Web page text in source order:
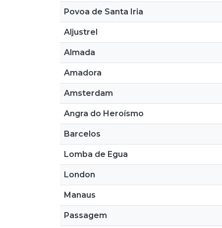
Povoa de Santa Iria
Aljustrel
Almada
Amadora
Amsterdam
Angra do Heroísmo
Barcelos
Lomba de Egua
London
Manaus
Passagem